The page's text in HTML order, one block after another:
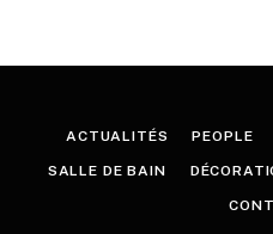
ACTUALITÉS PEOPLE
SALLE DE BAIN